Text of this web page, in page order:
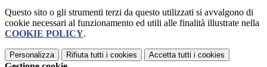
Questo sito o gli strumenti terzi da questo utilizzati si avvalgono di
cookie necessari al funzionamento ed utili alle finalità illustrate nella
COOKIE POLICY.
Personalizza Rifiuta tutti i cookies Accetta tutti i cookies